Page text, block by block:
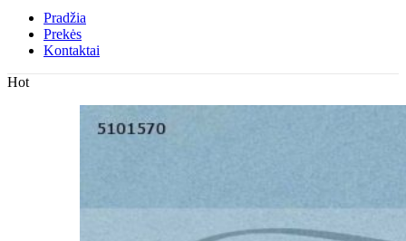
Pradžia
Prekės
Kontaktai
Hot